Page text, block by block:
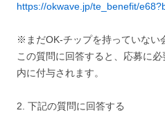
https://okwave.jp/te_benefit/
※まだOK-チップを持っていない
この質問に回答すると、応募に
内に付与されます。
2. 下記の質問に回答する